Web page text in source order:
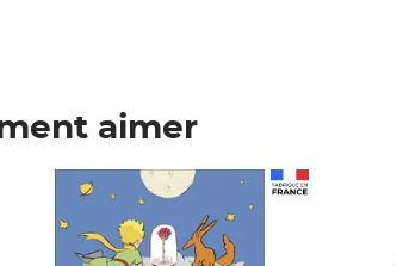
aimer
Prix 7,50€